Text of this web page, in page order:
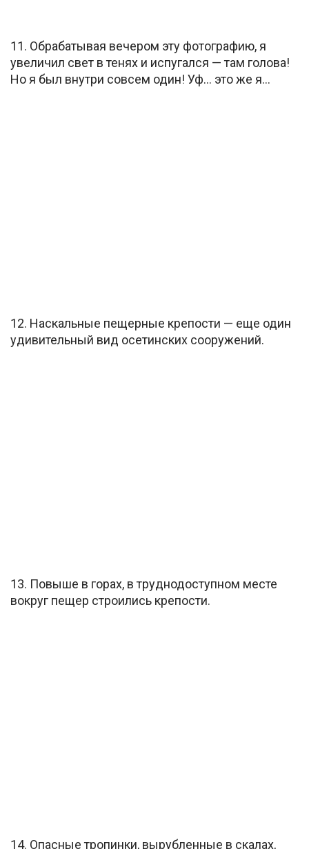
11. Обрабатывая вечером эту фотографию, я
увеличил свет в тенях и испугался — там голова!
Но я был внутри совсем один! Уф… это же я…
12. Наскальные пещерные крепости — еще один
удивительный вид осетинских сооружений.
13. Повыше в горах, в труднодоступном месте
вокруг пещер строились крепости.
14. Опасные тропинки, вырубленные в скалах,